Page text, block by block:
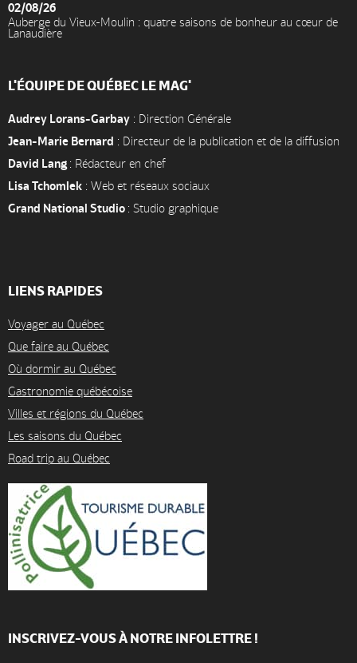
02/08/26
Auberge du Vieux-Moulin : quatre saisons de bonheur au cœur de
Lanaudière
L'ÉQUIPE DE QUÉBEC LE MAG'
Audrey Lorans-Garbay : Direction Générale
Jean-Marie Bernard : Directeur de la publication et de la diffusion
David Lang : Rédacteur en chef
Lisa Tchomlek : Web et réseaux sociaux
Grand National Studio : Studio graphique
LIENS RAPIDES
Voyager au Québec
Que faire au Québec
Où dormir au Québec
Gastronomie québécoise
Villes et régions du Québec
Les saisons du Québec
Road trip au Québec
INSCRIVEZ-VOUS À NOTRE INFOLETTRE !